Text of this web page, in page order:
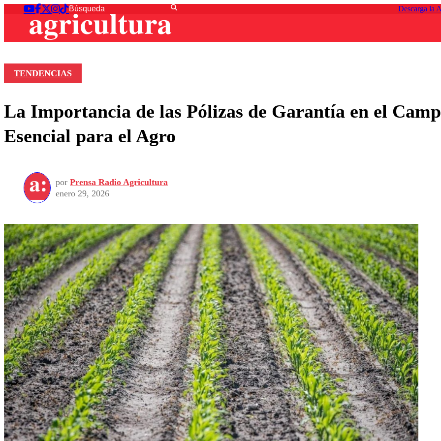
Descarga la
TENDENCIAS
La Importancia de las Pólizas de Garantía en el
Esencial para el Agro
por Prensa Radio Agricultura
enero 29, 2026